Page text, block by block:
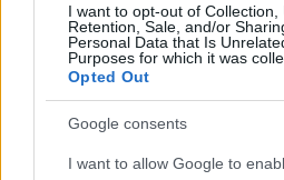
I want to opt-out of Collection,
Retention, Sale, and/or
Personal Data that Is
Purposes for which it was
Opted Out
Google consents
I want to allow Google to
Α.Ο.